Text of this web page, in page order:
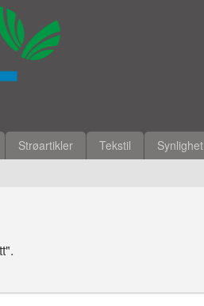
Strøartikler Tekstil Synlighet